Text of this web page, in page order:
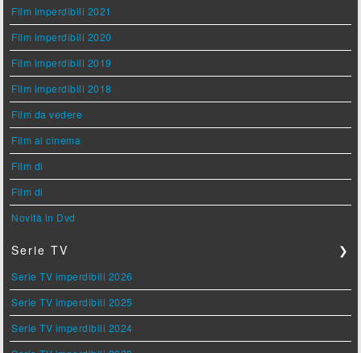
Film imperdibili 2021
Film imperdibili 2020
Film imperdibili 2019
Film imperdibili 2018
Film da vedere
Film al cinema
Film di
Film di
Novità in Dvd
Serie TV ❯
Serie TV imperdibili 2026
Serie TV imperdibili 2025
Serie TV imperdibili 2024